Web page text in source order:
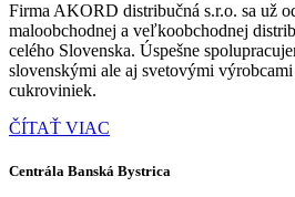
Firma AKORD distribučná s.r.o. sa už
maloobchodnej a veľkoobchodnej
celého Slovenska. Úspešne
slovenskými ale aj svetovými
cukroviniek.
ČÍTAŤ VIAC
Centrála Banská Bystrica